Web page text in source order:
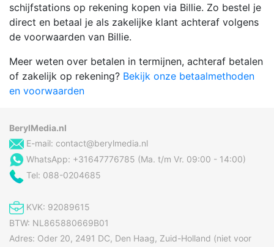
schijfstations op rekening kopen via Billie. Zo bestel je
direct en betaal je als zakelijke klant achteraf volgens
de voorwaarden van Billie.
Meer weten over betalen in termijnen, achteraf betalen
of zakelijk op rekening? Bekijk onze betaalmethoden
en voorwaarden
BerylMedia.nl
E-mail: contact@berylmedia.nl
WhatsApp: +31647776785 (Ma. t/m Vr. 09:00 - 14:00)
Tel: 088-0204685
KVK: 92089615
BTW: NL865880669B01
Adres: Oder 20, 2491 DC, Den Haag, Zuid-Holland (niet voor